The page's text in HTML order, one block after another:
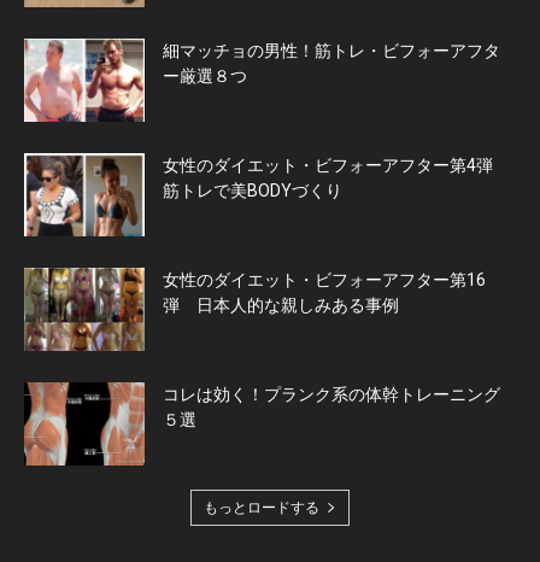
細マッチョの男性！筋トレ・ビフォーアフタ
ー厳選８つ
女性のダイエット・ビフォーアフター第4弾
筋トレで美BODYづくり
女性のダイエット・ビフォーアフター第16
弾 日本人的な親しみある事例
コレは効く！プランク系の体幹トレーニング
５選
もっとロードする